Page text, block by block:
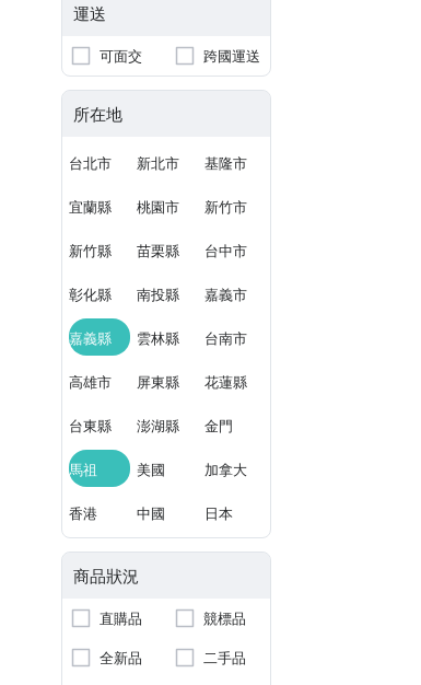
運送
可面交 跨國運送
所在地
台北市 新北市 基隆市
宜蘭縣 桃園市 新竹市
新竹縣 苗栗縣 台中市
彰化縣 南投縣 嘉義市
嘉義縣 雲林縣 台南市
高雄市 屏東縣 花蓮縣
台東縣 澎湖縣 金門
馬祖 美國 加拿大
香港 中國 日本
商品狀況
直購品
競標品
全新品
二手品